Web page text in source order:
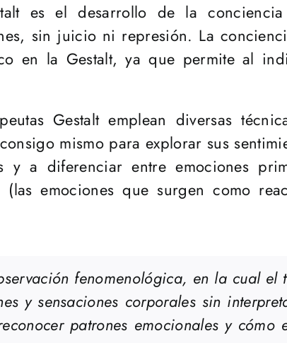
es el desarrollo de la
sin juicio ni represión. La
en la Gestalt, ya que permite al
Gestalt emplean diversas
mismo para explorar sus
y a diferenciar entre emociones
(las emociones que surgen como
fenomenológica, en la cual
y sensaciones corporales sin
patrones emocionales y cómo